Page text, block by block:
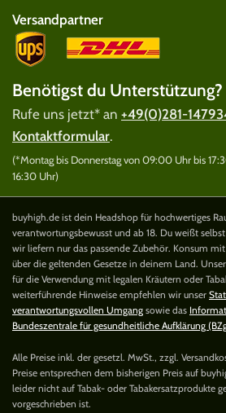
Versandpartner
Benötigst du Unterstützung?
Rufe uns jetzt* an +49(0)281-
Kontaktformular.
(*Montag bis Donnerstag von 09:00 Uhr bis
16:30 Uhr)
buyhigh.de ist dein Headshop für hochwertiges
verantwortungsbewusst und ab 18. Du weißt
wir liefern nur das passende Zubehör. Konsum
über die geltenden Gesetze in deinem Land.
für die Verwendung mit legalen Kräutern oder
weiterführende Hinweise empfehlen wir unser
verantwortungsvollen Umgang sowie das
Bundeszentrale für gesundheitliche Aufklärung
Alle Preise inkl. der gesetzl. MwSt., zzgl.
Preise entsprechen dem bisherigen Preis auf
leider nicht auf Tabak- oder Tabakersatzprodukte
vorgeschrieben ist.